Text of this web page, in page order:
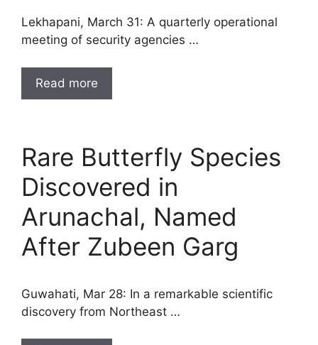
Lekhapani, March 31: A quarterly operational
meeting of security agencies …
Read more
Rare Butterfly Species
Discovered in
Arunachal, Named
After Zubeen Garg
Guwahati, Mar 28: In a remarkable scientific
discovery from Northeast …